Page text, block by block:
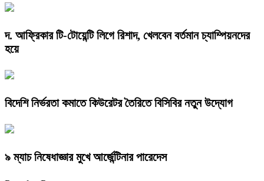
দ. আফ্রিকার টি-টোয়েন্টি লিগে রিশাদ, খেলবেন বর্তমান চ্যাম্পিয়নদের
হয়ে
বিদেশি নির্ভরতা কমাতে কিউরেটর তৈরিতে বিসিবির নতুন উদ্যোগ
৯ ম্যাচ নিষেধাজ্ঞার মুখে আর্জেন্টিনার পারেদেস